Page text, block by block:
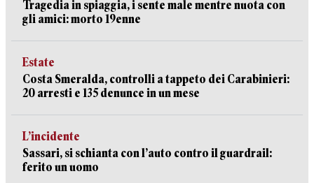
Tragedia in spiaggia, i sente male mentre nuota con
gli amici: morto 19enne
Estate
Costa Smeralda, controlli a tappeto dei Carabinieri:
20 arresti e 135 denunce in un mese
L’incidente
Sassari, si schianta con l’auto contro il guardrail:
ferito un uomo